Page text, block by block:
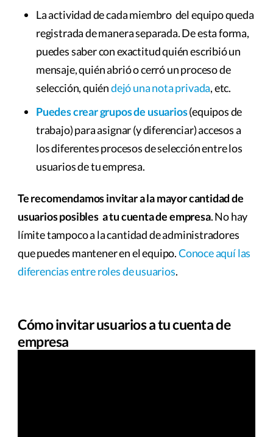
La actividad de cada miembro del equipo queda
registrada de manera separada. De esta forma,
puedes saber con exactitud quién escribió un
mensaje, quién abrió o cerró un proceso de
selección, quiéndejó una nota privada, etc.
Puedes crear grupos de usuarios(equipos de
trabajo) para asignar (y diferenciar) accesos a
los diferentes procesos de selección entre los
usuarios de tu empresa.
Te recomendamos invitar a la mayor cantidad de
usuarios posibles a tu cuenta de empresa. No hay
límite tampoco a la cantidad de administradores
que puedes mantener en el equipo.Conoce aquí las
diferencias entre roles de usuarios.
Cómo invitar usuarios a tu cuenta de
empresa